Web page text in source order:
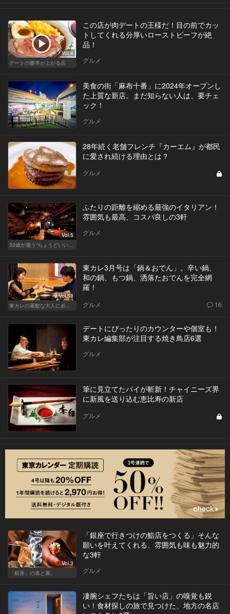
Vol.4
デートの勝率が上がる店
この店が肉デートの王様だ！目の前でカッ
トしてくれる分厚いローストビーフが絶
品！
グルメ
美食の街「麻布十番」に2024年オープンし
た上質な新店。まだ知らない人は、要チェ
ック！
グルメ
28年続く老舗フレンチ『カーエム』が都民
に愛され続ける理由とは？
グルメ
Vol.5
32歳が通う“ちょうどいい”価格の店
ふたりの距離を縮める最強のイタリアン！
雰囲気も最高、コスパ良しの3軒
グルメ
Vol.58
東カレの素敵な大人に必要なこと
東カレ3月号は「鍋＆おでん」。辛い鍋、
和の鍋、もつ鍋、洒落たおでんを完全網
羅！
グルメ 16
デートにぴったりのカウンターや個室も！
東カレ編集部が注目する焼き鳥店6選
グルメ
筆に見立てたパイが斬新！チャイニーズ界
に新風を送り込む恵比寿の新店
グルメ
Vol.3
「銀座」の表と裏。
「銀座で行きつけの鮨店をつくる」そんな
願いを叶えてくれる、雰囲気も味も魅力的
な3軒
グルメ
凄腕シェフたちは「旨い店」の嗅覚も鋭
い！食材探しの旅で見つけた、地方の名店